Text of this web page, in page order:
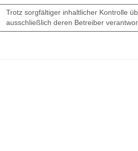
Trotz sorgfältiger inhaltlicher Kontrolle
ausschließlich deren Betreiber